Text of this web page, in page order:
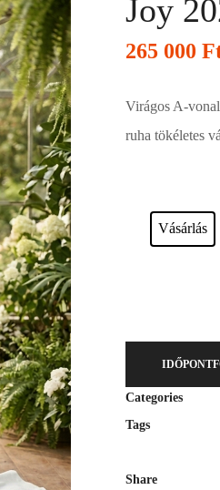
Joy
265 000
Virágos A-
ruha tökéletes
Vásárlás
Categories
Tags
Share